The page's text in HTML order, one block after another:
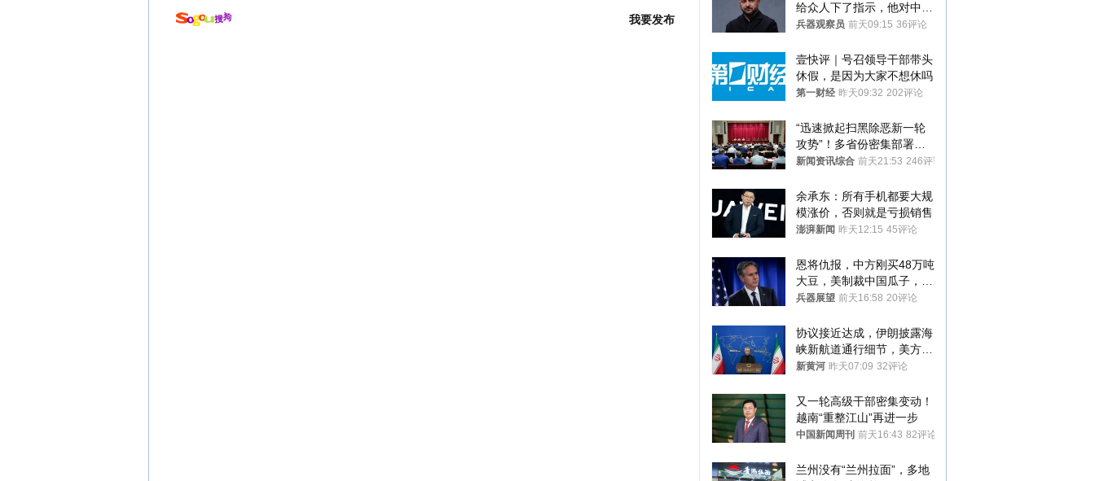
我要发布
给众人下了指示，他对中国
和中乌关系，显然又有了新
兵器观察员 前天09:15 36评论
壹快评｜号召领导干部带头
休假，是因为大家不想休吗
第一财经 昨天09:32 202评论
“迅速掀起扫黑除恶新一轮
攻势”！多省份密集部署，
公布举报方式
新闻资讯综合 前天21:53 246评论
余承东：所有手机都要大规
模涨价，否则就是亏损销售
澎湃新闻 昨天12:15 45评论
恩将仇报，中方刚买48万吨
大豆，美制裁中国瓜子，布
林肯措辞变了
兵器展望 前天16:58 20评论
协议接近达成，伊朗披露海
峡新航道通行细节，美方再
提“倒计时”
新黄河 昨天07:09 32评论
又一轮高级干部密集变动！
越南“重整江山”再进一步
中国新闻周刊 前天16:43 82评论
兰州没有“兰州拉面”，多地